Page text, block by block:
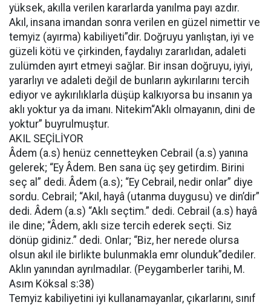
yüksek, akılla verilen kararlarda yanılma payı azdır.
Akıl, insana imandan sonra verilen en güzel nimettir ve
temyiz (ayırma) kabiliyeti”dir. Doğruyu yanlıştan, iyi ve
güzeli kötü ve çirkinden, faydalıyı zararlıdan, adaleti
zulümden ayırt etmeyi sağlar. Bir insan doğruyu, iyiyi,
yararlıyı ve adaleti değil de bunların aykırılarını tercih
ediyor ve aykırılıklarla düşüp kalkıyorsa bu insanın ya
aklı yoktur ya da imanı. Nitekim“Aklı olmayanın, dini de
yoktur” buyrulmuştur.
AKIL SEÇİLİYOR
Âdem (a.s) henüz cennetteyken Cebrail (a.s) yanına
gelerek; “Ey Âdem. Ben sana üç şey getirdim. Birini
seç al” dedi. Âdem (a.s); “Ey Cebrail, nedir onlar” diye
sordu. Cebrail; “Akıl, hayâ (utanma duygusu) ve din’dir”
dedi. Âdem (a.s) “Aklı seçtim.” dedi. Cebrail (a.s) hayâ
ile dine; “Âdem, aklı size tercih ederek seçti. Siz
dönüp gidiniz.” dedi. Onlar; “Biz, her nerede olursa
olsun akıl ile birlikte bulunmakla emr olunduk”dediler.
Aklın yanından ayrılmadılar. (Peygamberler tarihi, M.
Asım Köksal s:38)
Temyiz kabiliyetini iyi kullanamayanlar, çıkarlarını, sınıf